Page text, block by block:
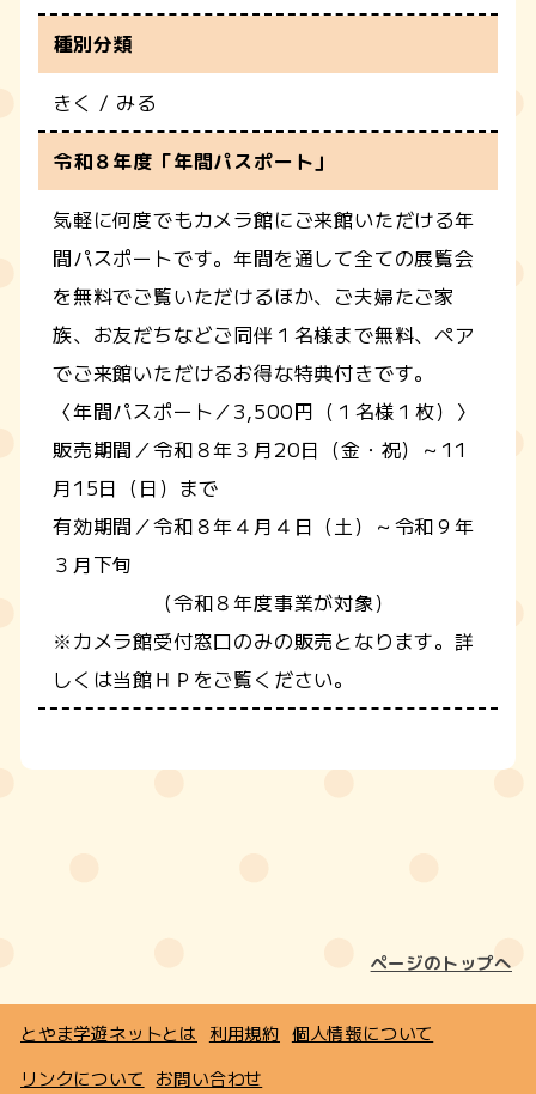
種別分類
きく / みる
令和８年度「年間パスポート」
気軽に何度でもカメラ館にご来館いただける年
間パスポートです。年間を通して全ての展覧会
を無料でご覧いただけるほか、ご夫婦たご家
族、お友だちなどご同伴１名様まで無料、ペア
でご来館いただけるお得な特典付きです。
〈年間パスポート／3,500円（１名様１枚）〉
販売期間／令和８年３月20日（金・祝）～11
月15日（日）まで
有効期間／令和８年４月４日（土）～令和９年
３月下旬
（令和８年度事業が対象）
※カメラ館受付窓口のみの販売となります。詳
しくは当館ＨＰをご覧ください。
ページのトップへ
とやま学遊ネットとは 利用規約 個人情報について
リンクについて お問い合わせ